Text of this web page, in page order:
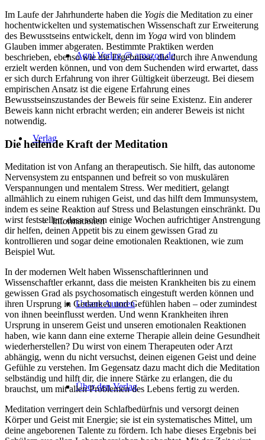
Agni Verlag @ amazon.de
Verlag
Informationen
Unsere Autoren
Über den Verlag
Im Laufe der Jahrhunderte haben die Yogis die Meditation zu einer
hochentwickelten und systematischen Wissenschaft zur Erweiterung
des Bewusstseins entwickelt, denn im Yoga wird von blindem
Glauben immer abgeraten. Bestimmte Praktiken werden
beschrieben, ebenso wie die Ergebnisse, die durch ihre Anwendung
erzielt werden können, und von dem Suchenden wird erwartet, dass
er sich durch Erfahrung von ihrer Gültigkeit überzeugt. Bei diesem
empirischen Ansatz ist die eigene Erfahrung eines
Bewusstseinszustandes der Beweis für seine Existenz. Ein anderer
Beweis kann nicht erbracht werden; ein anderer Beweis ist nicht
notwendig.
Die heilende Kraft der Meditation
Meditation ist von Anfang an therapeutisch. Sie hilft, das autonome
Nervensystem zu entspannen und befreit so von muskulären
Verspannungen und mentalem Stress. Wer meditiert, gelangt
allmählich zu einem ruhigen Geist, und das hilft dem Immunsystem,
indem es seine Reaktion auf Stress und Belastungen einschränkt. Du
wirst feststellen, dass schon einige Wochen aufrichtiger Anstrengung
dir helfen, deinen Appetit bis zu einem gewissen Grad zu
kontrollieren und sogar deine emotionalen Reaktionen, wie zum
Beispiel Wut.
In der modernen Welt haben Wissenschaftlerinnen und
Wissenschaftler erkannt, dass die meisten Krankheiten bis zu einem
gewissen Grad als psychosomatisch eingestuft werden können und
ihren Ursprung in Gedanken und Gefühlen haben – oder zumindest
von ihnen beeinflusst werden. Und wenn Krankheiten ihren
Ursprung in unserem Geist und unseren emotionalen Reaktionen
haben, wie kann dann eine externe Therapie allein deine Gesundheit
wiederherstellen? Du wirst von einem Therapeuten oder Arzt
abhängig, wenn du nicht versuchst, deinen eigenen Geist und deine
Gefühle zu verstehen. Im Gegensatz dazu macht dich die Meditation
selbständig und hilft dir, die innere Stärke zu erlangen, die du
brauchst, um mit allen Problemen des Lebens fertig zu werden.
Meditation verringert dein Schlafbedürfnis und versorgt deinen
Körper und Geist mit Energie; sie ist ein systematisches Mittel, um
deine angeborenen Talente zu fördern. Ich habe dieses Ergebnis bei